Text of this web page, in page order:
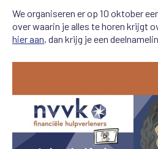
We organiseren er op 10 oktober
over waarin je alles te horen krijgt
hier aan, dan krijg je een